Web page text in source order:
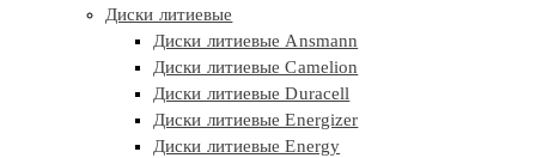
Диски литиевые
Диски литиевые Ansmann
Диски литиевые Camelion
Диски литиевые Duracell
Диски литиевые Energizer
Диски литиевые Energy